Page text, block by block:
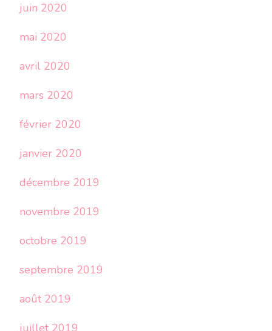
juin 2020
mai 2020
avril 2020
mars 2020
février 2020
janvier 2020
décembre 2019
novembre 2019
octobre 2019
septembre 2019
août 2019
juillet 2019